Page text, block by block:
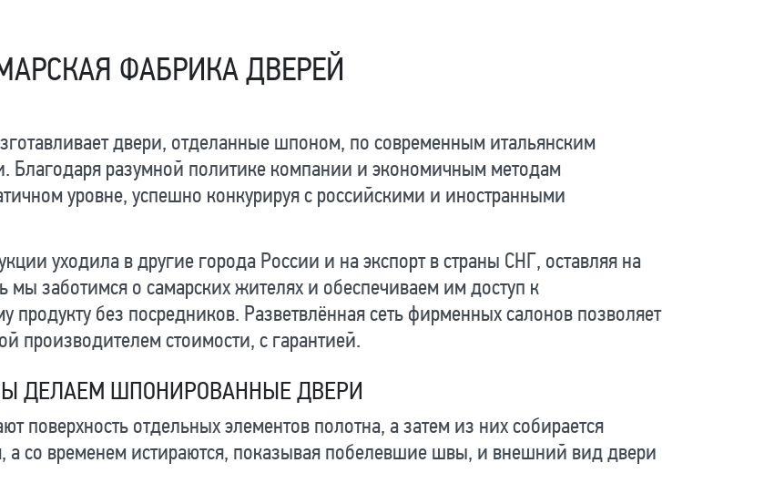
ФАБРИКА ДВЕРЕЙ
двери, отделанные шпоном, по современным итальянским
Благодаря разумной политике компании и экономичным методам
уровне, успешно конкурируя с российскими и иностранными
уходила в другие города России и на экспорт в страны СНГ, оставляя на
заботимся о самарских жителях и обеспечиваем им доступ к
продукту без посредников. Разветвлённая сеть фирменных салонов позволяет
производителем стоимости, с гарантией.
ДЕЛАЕМ ШПОНИРОВАННЫЕ ДВЕРИ
поверхность отдельных элементов полотна, а затем из них собирается
а со временем истираются, показывая побелевшие швы, и внешний вид двери